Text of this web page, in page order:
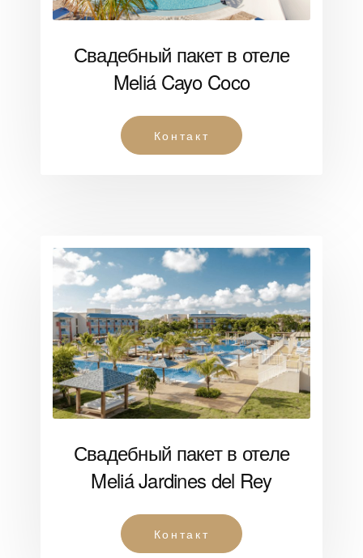
Свадебный пакет в отеле
Meliá Cayo Coco
Контакт
Свадебный пакет в отеле
Meliá Jardines del Rey
Контакт